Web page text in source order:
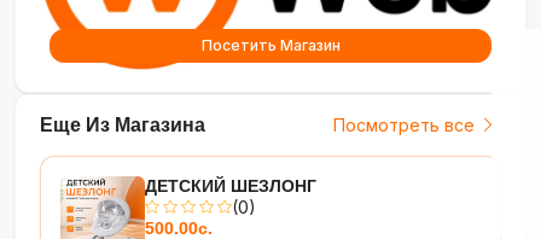
Еще Из Магазина Посмотреть все
ДЕТСКИЙ ШЕЗЛОНГ
(0)
500.00с.
Посетить Магазин